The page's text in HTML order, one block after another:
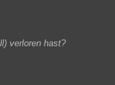
verloren hast?